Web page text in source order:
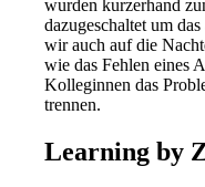
wurden kurzerhand
dazugeschaltet um
wir auch auf die
wie das Fehlen eines
Kolleginnen das
trennen.
Learning by